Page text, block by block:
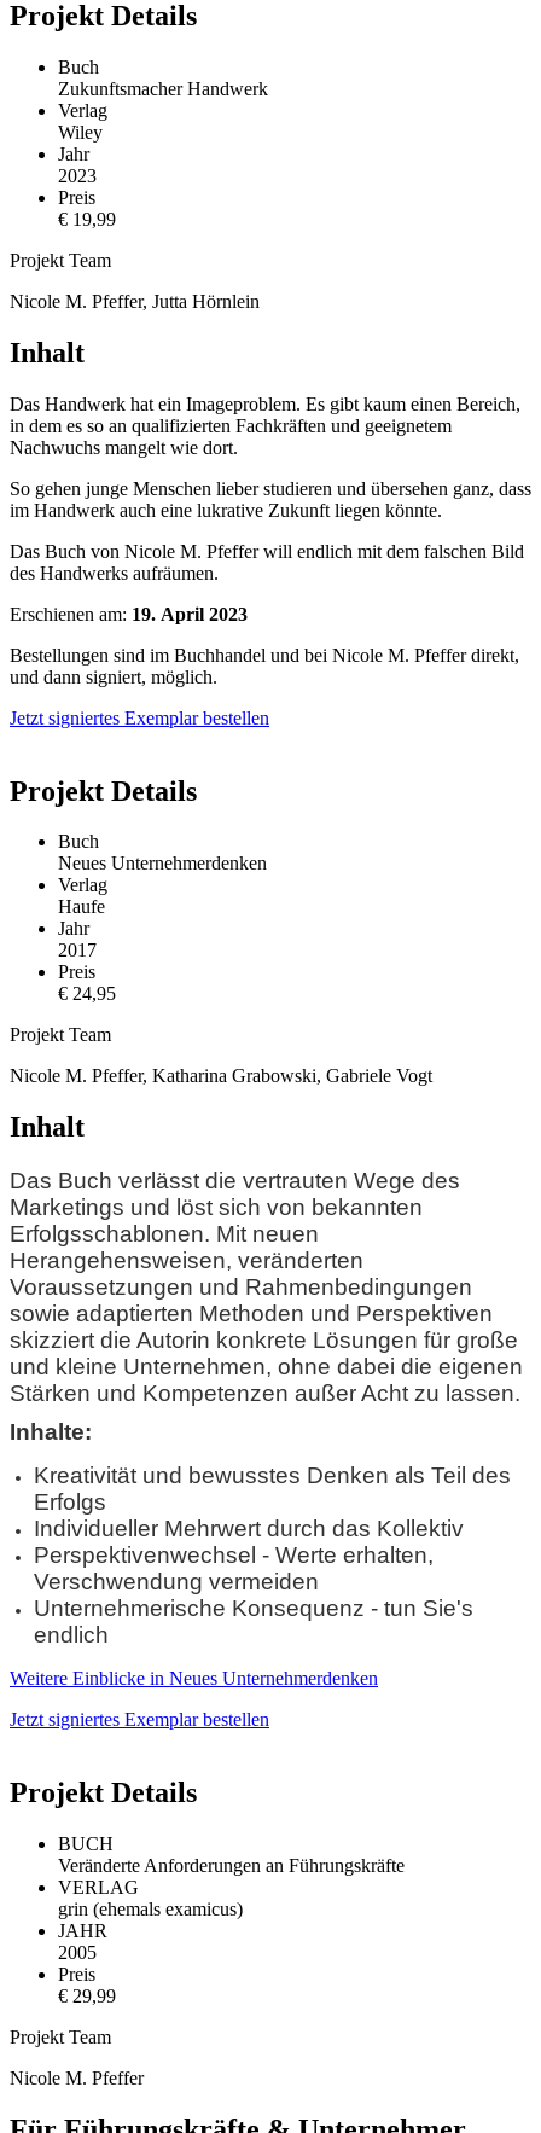
Projekt Details
Buch
Zukunftsmacher Handwerk
Verlag
Wiley
Jahr
2023
Preis
€ 19,99
Projekt Team
Nicole M. Pfeffer, Jutta Hörnlein
Inhalt
Das Handwerk hat ein Imageproblem. Es gibt kaum einen Bereich,
in dem es so an qualifizierten Fachkräften und geeignetem
Nachwuchs mangelt wie dort.
So gehen junge Menschen lieber studieren und übersehen ganz, dass
im Handwerk auch eine lukrative Zukunft liegen könnte.
Das Buch von Nicole M. Pfeffer will endlich mit dem falschen Bild
des Handwerks aufräumen.
Erschienen am: 19. April 2023
Bestellungen sind im Buchhandel und bei Nicole M. Pfeffer direkt,
und dann signiert, möglich.
Jetzt signiertes Exemplar bestellen
Projekt Details
Buch
Neues Unternehmerdenken
Verlag
Haufe
Jahr
2017
Preis
€ 24,95
Projekt Team
Nicole M. Pfeffer, Katharina Grabowski, Gabriele Vogt
Inhalt
Das Buch verlässt die vertrauten Wege des
Marketings und löst sich von bekannten
Erfolgsschablonen. Mit neuen
Herangehensweisen, veränderten
Voraussetzungen und Rahmenbedingungen
sowie adaptierten Methoden und Perspektiven
skizziert die Autorin konkrete Lösungen für große
und kleine Unternehmen, ohne dabei die eigenen
Stärken und Kompetenzen außer Acht zu lassen.
Inhalte:
Kreativität und bewusstes Denken als Teil des
Erfolgs
Individueller Mehrwert durch das Kollektiv
Perspektivenwechsel - Werte erhalten,
Verschwendung vermeiden
Unternehmerische Konsequenz - tun Sie's
endlich
Weitere Einblicke in Neues Unternehmerdenken
Jetzt signiertes Exemplar bestellen
Projekt Details
BUCH
Veränderte Anforderungen an Führungskräfte
VERLAG
grin (ehemals examicus)
JAHR
2005
Preis
€ 29,99
Projekt Team
Nicole M. Pfeffer